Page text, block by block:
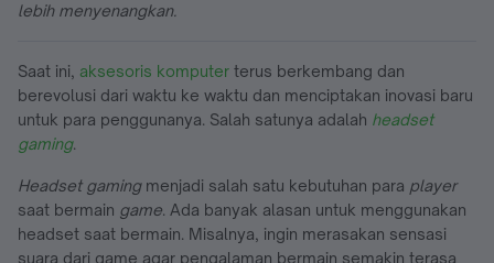
lebih menyenangkan.
Saat ini, aksesoris komputer terus berkembang dan
berevolusi dari waktu ke waktu dan menciptakan inovasi baru
untuk para penggunanya. Salah satunya adalah headset
gaming.
Headset gaming menjadi salah satu kebutuhan para player
saat bermain game. Ada banyak alasan untuk menggunakan
headset saat bermain. Misalnya, ingin merasakan sensasi
suara dari game agar pengalaman bermain semakin terasa